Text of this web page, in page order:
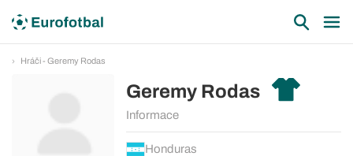
Hráči - Geremy Rodas
Geremy Rodas
Informace
Honduras